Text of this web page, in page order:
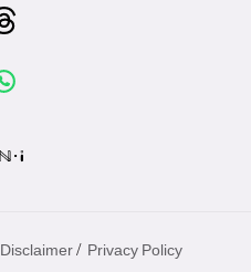
Disclaimer / Privacy Policy